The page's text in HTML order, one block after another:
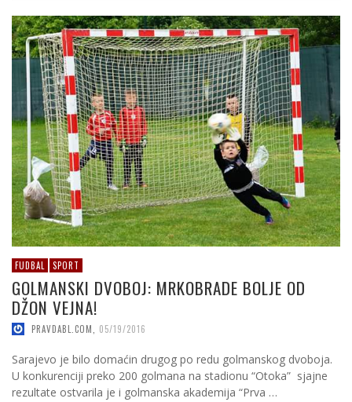
FUDBAL SPORT
GOLMANSKI DVOBOJ: MRKOBRADE BOLJE OD
DŽON VEJNA!
PRAVDABL.COM 05/19/2016
Sarajevo je bilo domaćin drugog po redu golmanskog dvoboja.
U konkurenciji preko 200 golmana na stadionu “Otoka” sjajne
rezultate ostvarila je i golmanska akademija “Prva …